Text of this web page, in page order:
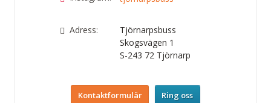
Adress:
Tjörnarpsbuss
Skogsvägen 1
S-243 72 Tjörnarp
Kontaktformulär Ring oss